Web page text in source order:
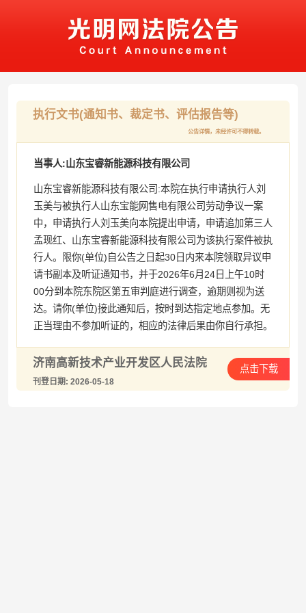
执行文书(通知书、裁定书、评估报告等)
公告详情，未经许可不得转载。
当事人:山东宝睿新能源科技有限公司
山东宝睿新能源科技有限公司:本院在执行申请执行人刘
玉美与被执行人山东宝能网售电有限公司劳动争议一案
中，申请执行人刘玉美向本院提出申请，申请追加第三人
孟现红、山东宝睿新能源科技有限公司为该执行案件被执
行人。限你(单位)自公告之日起30日内来本院领取异议申
请书副本及听证通知书，并于2026年6月24日上午10时
00分到本院东院区第五审判庭进行调查，逾期则视为送
达。请你(单位)接此通知后，按时到达指定地点参加。无
正当理由不参加听证的，相应的法律后果由你自行承担。
济南高新技术产业开发区人民法院
刊登日期: 2026-05-18
点击下载